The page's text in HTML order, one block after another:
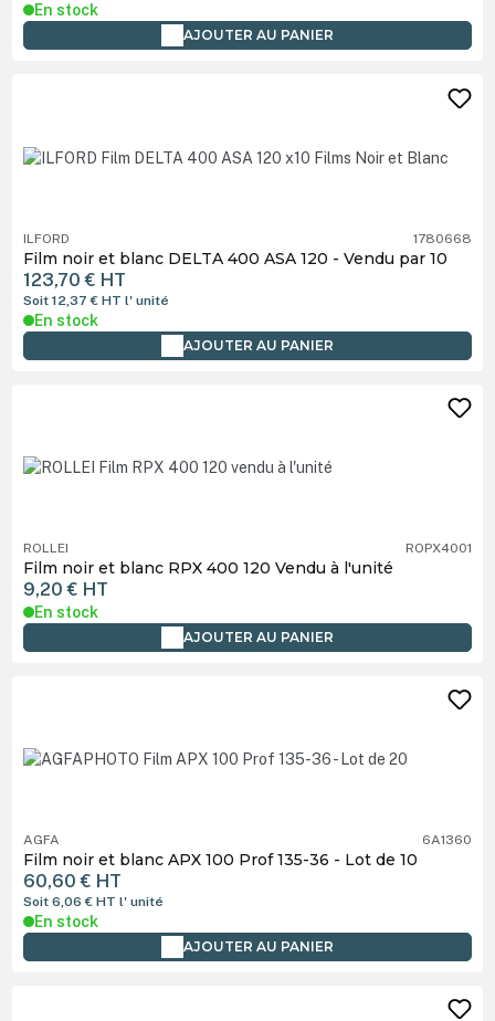
En stock
AJOUTER AU PANIER
ILFORD 1780668
Film noir et blanc DELTA 400 ASA 120 - Vendu par 10
123,70 € HT
Soit 12,37 €HTl' unité
En stock
AJOUTER AU PANIER
ROLLEI ROPX4001
Film noir et blanc RPX 400 120 Vendu à l'unité
9,20 € HT
En stock
AJOUTER AU PANIER
AGFA 6A1360
Film noir et blanc APX 100 Prof 135-36 - Lot de 10
60,60 € HT
Soit 6,06 €HTl' unité
En stock
AJOUTER AU PANIER